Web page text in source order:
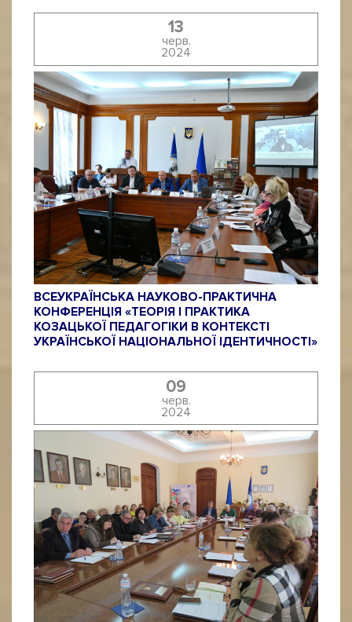
13
черв.
2024
ВСЕУКРАЇНСЬКА НАУКОВО-ПРАКТИЧНА
КОНФЕРЕНЦІЯ «ТЕОРІЯ І ПРАКТИКА
КОЗАЦЬКОЇ ПЕДАГОГІКИ В КОНТЕКСТІ
УКРАЇНСЬКОЇ НАЦІОНАЛЬНОЇ ІДЕНТИЧНОСТІ»
09
черв.
2024